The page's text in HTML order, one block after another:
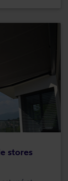
stores